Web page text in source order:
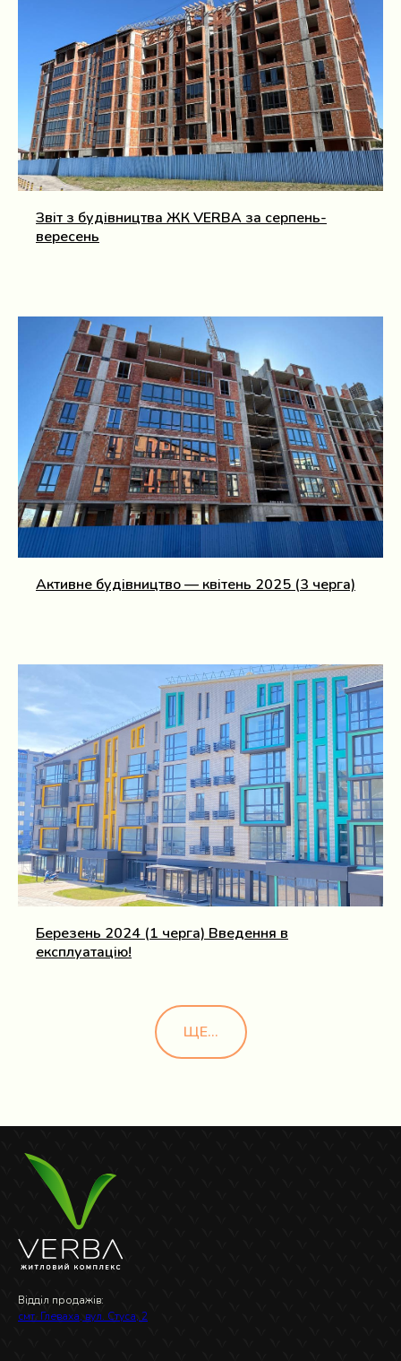
Звіт з будівництва ЖК VERBA за серпень-
вересень
Активне будівництво — квітень 2025 (3 черга)
Березень 2024 (1 черга) Введення в
експлуатацію!
ЩЕ...
Відділ продажів:
смт. Глеваха, вул. Стуса, 2